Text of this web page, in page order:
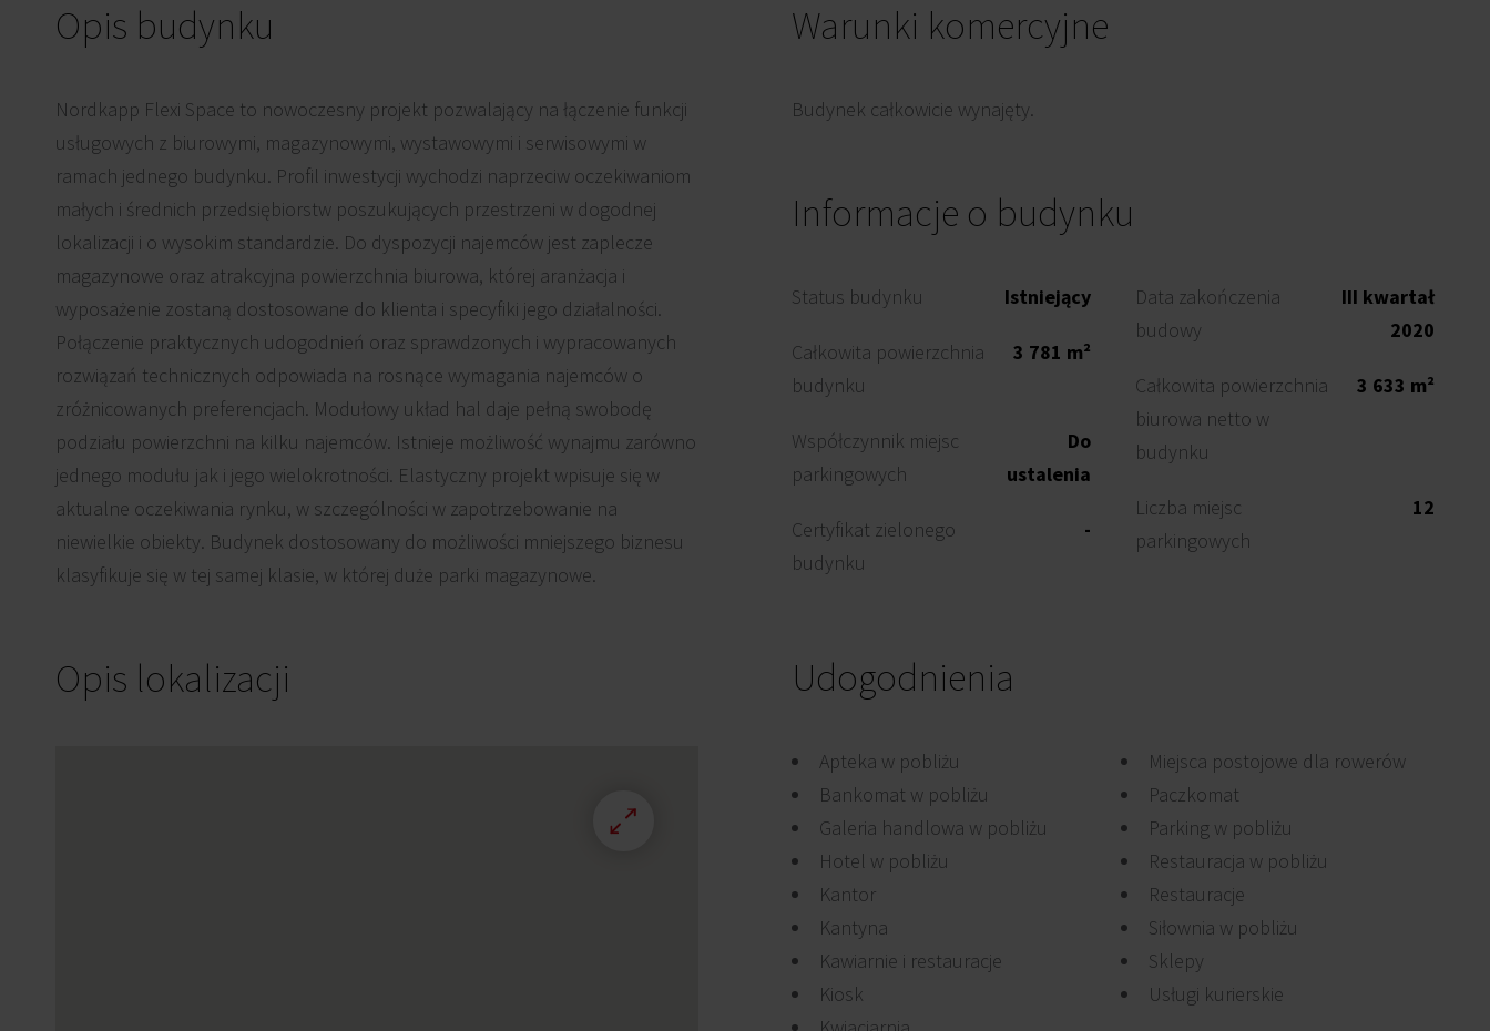
Opis budynku
Nordkapp Flexi Space to nowoczesny projekt pozwalający na łączenie funkcji
usługowych z biurowymi, magazynowymi, wystawowymi i serwisowymi w
ramach jednego budynku. Profil inwestycji wychodzi naprzeciw oczekiwaniom
małych i średnich przedsiębiorstw poszukujących przestrzeni w dogodnej
lokalizacji i o wysokim standardzie. Do dyspozycji najemców jest zaplecze
magazynowe oraz atrakcyjna powierzchnia biurowa, której aranżacja i
wyposażenie zostaną dostosowane do klienta i specyfiki jego działalności.
Połączenie praktycznych udogodnień oraz sprawdzonych i wypracowanych
rozwiązań technicznych odpowiada na rosnące wymagania najemców o
zróżnicowanych preferencjach. Modułowy układ hal daje pełną swobodę
podziału powierzchni na kilku najemców. Istnieje możliwość wynajmu zarówno
jednego modułu jak i jego wielokrotności. Elastyczny projekt wpisuje się w
aktualne oczekiwania rynku, w szczególności w zapotrzebowanie na
niewielkie obiekty. Budynek dostosowany do możliwości mniejszego biznesu
klasyfikuje się w tej samej klasie, w której duże parki magazynowe.
Opis lokalizacji
Warunki komercyjne
Budynek całkowicie wynajęty.
Informacje o budynku
Status budynku Istniejący
Całkowita powierzchnia
budynku
3 781 m²
Współczynnik miejsc
parkingowych
Do
ustalenia
Certyfikat zielonego
budynku
-
Data zakończenia
budowy
III kwartał
2020
Całkowita powierzchnia
biurowa netto w
budynku
3 633 m²
Liczba miejsc
parkingowych
12
Udogodnienia
Apteka w pobliżu
Bankomat w pobliżu
Galeria handlowa w pobliżu
Hotel w pobliżu
Kantor
Kantyna
Kawiarnie i restauracje
Kiosk
Miejsca postojowe dla rowerów
Paczkomat
Parking w pobliżu
Restauracja w pobliżu
Restauracje
Siłownia w pobliżu
Sklepy
Usługi kurierskie